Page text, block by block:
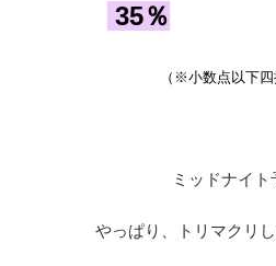
35％
（※小数点以下四
ミッドナイト
やっぱり、トリマクリ